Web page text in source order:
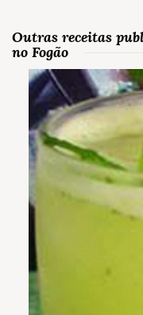
Outras receitas
no Fogão